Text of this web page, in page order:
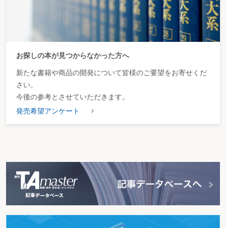
第10 司法書士法人の休眠・解散をめぐる実務
〔64〕 司法書士法人を休眠させることはできるか？
〔65〕 休眠状態の司法書士法人を解散する場合、どのような手続が必要か？
第11 事業協同組合の休眠・解散をめぐる実務
〔66〕 事業協同組合を休眠させることはできるか？
〔67〕 休眠状態の事業協同組合を解散する場合、どのような手続が必要か？
〔68〕 休眠状態の事業協同組合の特別清算はどのように取り扱われるか？
事項索引
お探しの本が見つからなかった方へ
新たな書籍や商品の開発について皆様のご要望をお寄せくだ
さい。
今後の参考とさせていただきます。
発売希望アンケート